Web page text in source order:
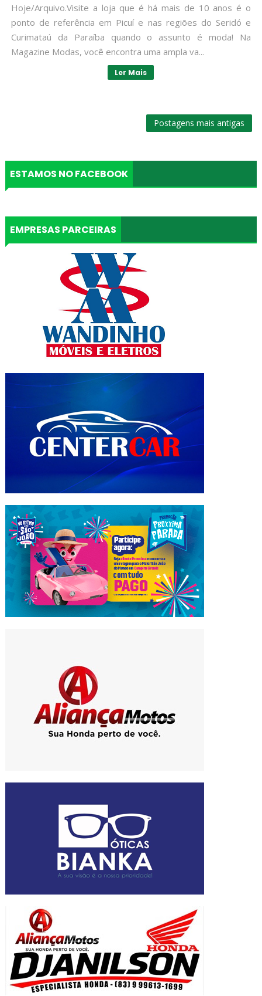
Hoje/Arquivo.Visite a loja que é há mais de 10 anos é o
ponto de referência em Picuí e nas regiões do Seridó e
Curimataú da Paraíba quando o assunto é moda! Na
Magazine Modas, você encontra uma ampla va...
Ler Mais
Postagens mais antigas
ESTAMOS NO FACEBOOK
EMPRESAS PARCEIRAS